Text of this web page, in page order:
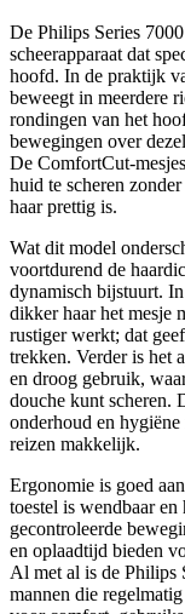
De Philips Series
scheerapparaat dat
hoofd. In de praktijk
beweegt in meerdere
rondingen van het
bewegingen over
De ComfortCut-
huid te scheren
haar prettig is.
Wat dit model
voortdurend de
dynamisch bijstuurt.
dikker haar het mesje
rustiger werkt; dat
trekken. Verder is het
en droog gebruik,
douche kunt scheren.
onderhoud en hygiëne
reizen makkelijk.
Ergonomie is goed
toestel is wendbaar
gecontroleerde
en oplaadtijd bieden
Al met al is de Philips
mannen die